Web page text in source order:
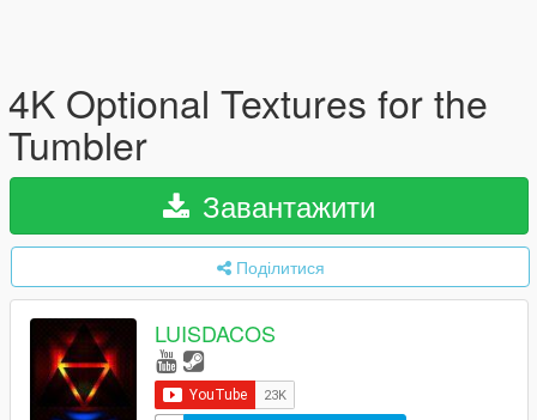
4K Optional Textures for the
Tumbler
Завантажити
Поділитися
LUISDACOS